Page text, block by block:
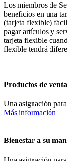
Los miembros de
beneficios en una
(tarjeta flexible) fácil
pagar artículos y
tarjeta flexible
flexible tendrá
Productos de
Una asignación
Más información
Bienestar a su